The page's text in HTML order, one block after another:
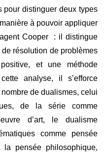
pour distinguer deux types
à pouvoir appliquer
Cooper : il distingue
résolution de problèmes
et une méthode
analyse, il s’efforce
de dualismes, celui
de la série comme
d’art, le dualisme
comme pensée
la pensée philosophique,